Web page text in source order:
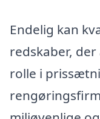
Endelig kan
redskaber,
rolle i